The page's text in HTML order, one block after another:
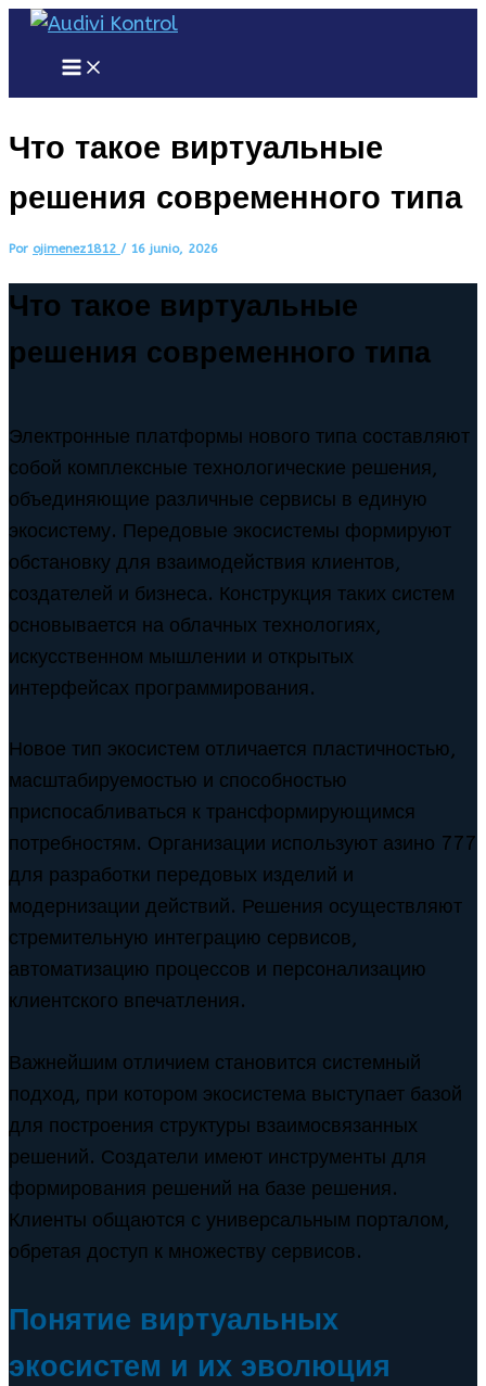
Main
Что такое виртуальные
решения современного типа
Por ojimenez1812 / 16 junio, 2026
Что такое виртуальные
решения современного типа
Электронные платформы нового типа составляют
собой комплексные технологические решения,
объединяющие различные сервисы в единую
экосистему. Передовые экосистемы формируют
обстановку для взаимодействия клиентов,
создателей и бизнеса. Конструкция таких систем
основывается на облачных технологиях,
искусственном мышлении и открытых
интерфейсах программирования.
Новое тип экосистем отличается пластичностью,
масштабируемостью и способностью
приспосабливаться к трансформирующимся
потребностям. Организации используют азино 777
для разработки передовых изделий и
модернизации действий. Решения осуществляют
стремительную интеграцию сервисов,
автоматизацию процессов и персонализацию
клиентского впечатления.
Важнейшим отличием становится системный
подход, при котором экосистема выступает базой
для построения структуры взаимосвязанных
решений. Создатели имеют инструменты для
формирования решений на базе решения.
Клиенты общаются с универсальным порталом,
обретая доступ к множеству сервисов.
Понятие виртуальных
экосистем и их эволюция